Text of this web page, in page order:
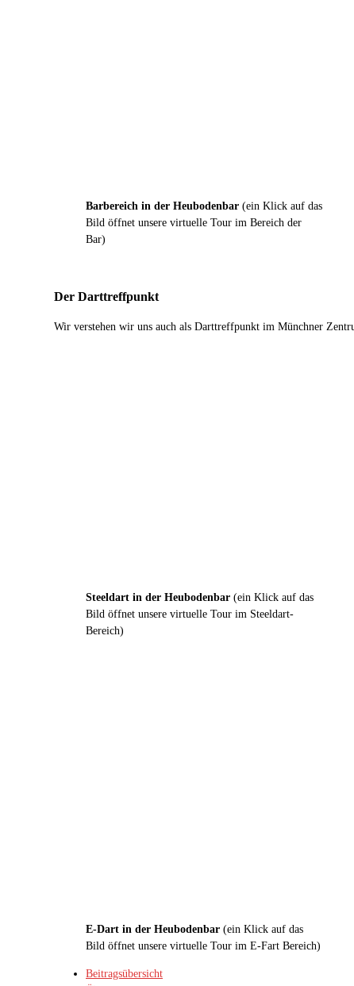
Barbereich in der Heubodenbar (ein Klick auf das
Bild öffnet unsere virtuelle Tour im Bereich der
Bar)
Der Darttreffpunkt
Wir verstehen wir uns auch als Darttreffpunkt im Münchner
Steeldart in der Heubodenbar (ein Klick auf das
Bild öffnet unsere virtuelle Tour im Steeldart-
Bereich)
E-Dart in der Heubodenbar (ein Klick auf das
Bild öffnet unsere virtuelle Tour im E-Fart Bereich)
Beitragsübersicht